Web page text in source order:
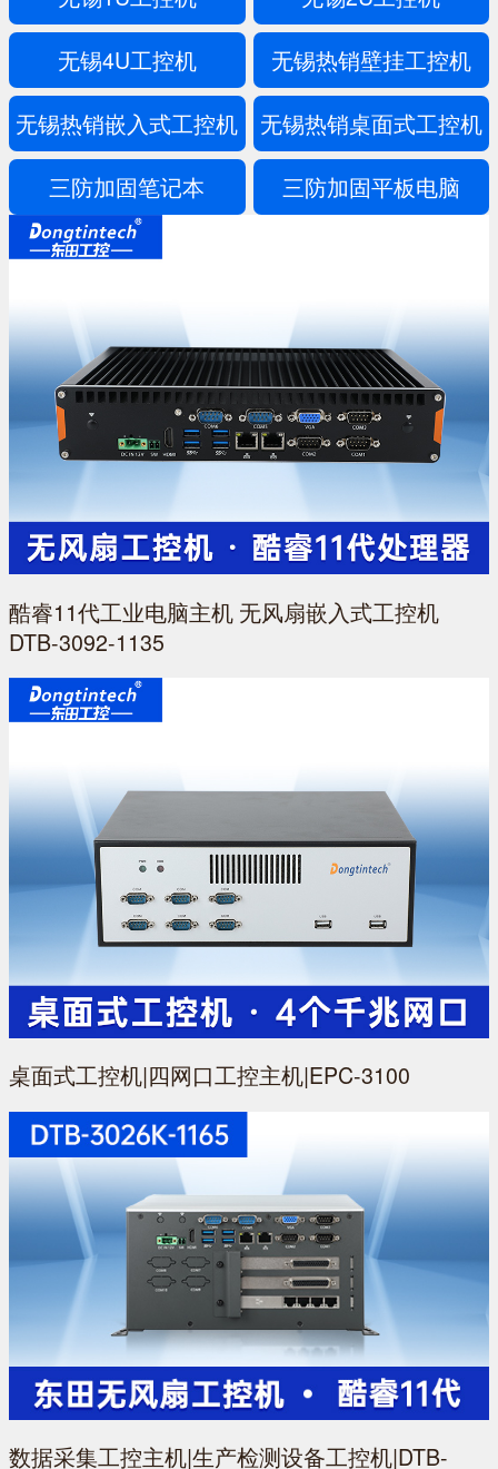
无锡4U工控机
无锡热销壁挂工控机
无锡热销嵌入式工控机
无锡热销桌面式工控机
三防加固笔记本
三防加固平板电脑
酷睿11代工业电脑主机 无风扇嵌入式工控机
DTB-3092-1135
桌面式工控机|四网口工控主机|EPC-3100
数据采集工控主机|生产检测设备工控机|DTB-